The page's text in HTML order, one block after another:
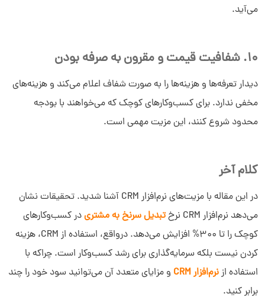
می‌آید.
10. شفافیت قیمت و مقرون به صرفه بودن
دیدار تعرفه‌ها و هزینه‌ها را به صورت شفاف اعلام می‌کند و هزینه‌های
مخفی ندارد. برای کسب‌وکارهای کوچک که می‌خواهند با بودجه
محدود شروع کنند، این مزیت مهمی است.
کلام آخر
در این مقاله با مزیت‌های نرم‌افزار CRM آشنا شدید. تحقیقات نشان
می‌دهد نرم‌افزار CRM نرخ
تبدیل سرنخ به مشتریدر کسب‌وکارهای
کوچک را تا 300% افزایش می‌دهد. درواقع، استفاده از CRM، هزینه
کردن نیست بلکه سرمایه‌گذاری برای رشد کسب‌وکار است. چراکه با
استفاده ازنرم‌افزار CRM
و مزایای متعدد آن می‌توانید سود خود را چند
برابر کنید.